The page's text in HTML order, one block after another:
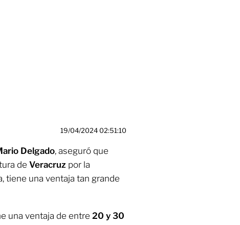
19/04/2024 02:51:10
Delgado, aseguró que
de Veracruz por la
tiene una ventaja tan grande
una ventaja de entre 20 y 30